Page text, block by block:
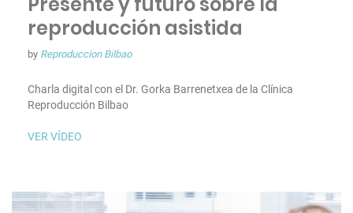
reproducción asistida
by Reproduccion Bilbao
Charla digital con el Dr. Gorka Barrenetxea de la Clínica
Reproducción Bilbao
VER VÍDEO